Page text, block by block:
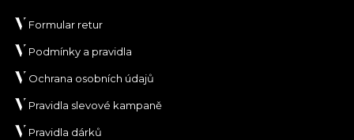
Formular retur
Podmínky a pravidla
Ochrana osobních údajů
Pravidla slevové kampaně
Pravidla dárků